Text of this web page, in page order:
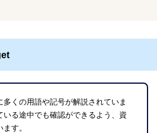
多くの用語や記号が解説されていま
いる途中でも確認ができるよう、資
す。